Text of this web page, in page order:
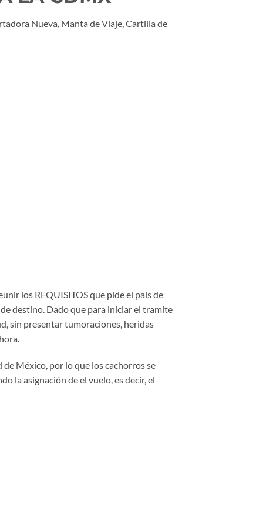
Nueva, Manta de Viaje, Cartilla de
los REQUISITOS que pide el país de
destino. Dado que para iniciar el tramite
sin presentar tumoraciones, heridas
México, por lo que los cachorros se
la asignación de el vuelo, es decir, el